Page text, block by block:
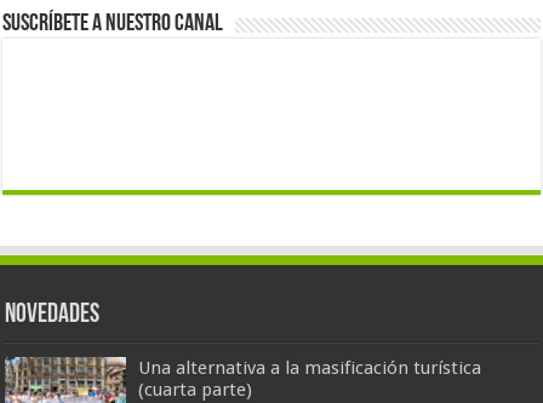
Suscríbete a nuestro canal
Novedades
Una alternativa a la masificación turística
(cuarta parte)